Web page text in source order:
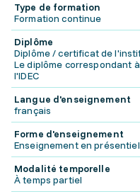
Type de formation
Formation continue
Diplôme
Diplôme / certificat de
Le diplôme correspondant
l'IDEC
Langue d'enseignement
français
Forme d'enseignement
Enseignement en présentiel
Modalité temporelle
À temps partiel